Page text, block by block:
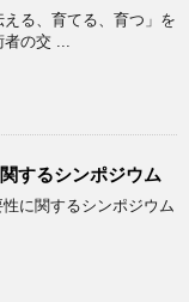
る、育てる、育つ」を
の交 ...
するシンポジウム
に関するシンポジウム